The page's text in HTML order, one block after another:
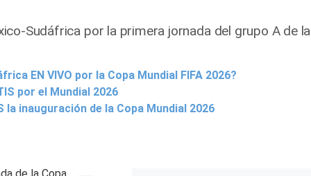
Sudáfrica por la primera jornada del grupo A de la
EN VIVO por la Copa Mundial FIFA 2026?
por el Mundial 2026
la inauguración de la Copa Mundial 2026